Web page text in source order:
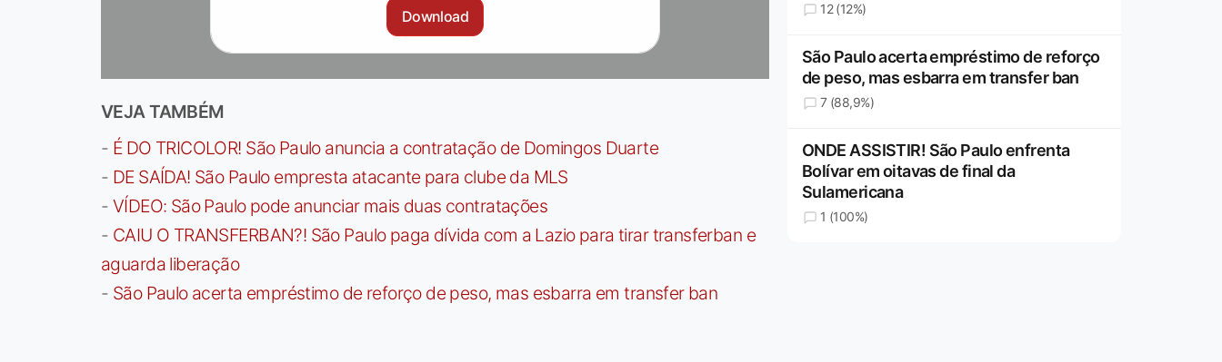
Download
VEJA TAMBÉM
- É DO TRICOLOR! São Paulo anuncia a contratação de Domingos Duarte
- DE SAÍDA! São Paulo empresta atacante para clube da MLS
- VÍDEO: São Paulo pode anunciar mais duas contratações
- CAIU O TRANSFERBAN?! São Paulo paga dívida com a Lazio para tirar transferban e
aguarda liberação
- São Paulo acerta empréstimo de reforço de peso, mas esbarra em transfer ban
12 (12%)
São Paulo acerta empréstimo de reforço
de peso, mas esbarra em transfer ban
7 (88,9%)
ONDE ASSISTIR! São Paulo enfrenta
Bolívar em oitavas de final da
Sulamericana
1 (100%)